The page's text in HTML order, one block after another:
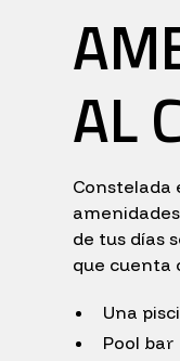
AL
Constelada
de tus días
que cuenta
Una
Pool bar